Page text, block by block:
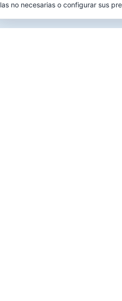
las no necesarias o configurar sus